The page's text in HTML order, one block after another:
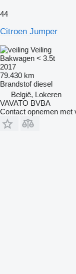
44
Citroen Jumper
Veiling
Bakwagen < 3.5t
2017
79.430 km
Brandstof diesel
België, Lokeren
VAVATO BVBA
Contact opnemen met